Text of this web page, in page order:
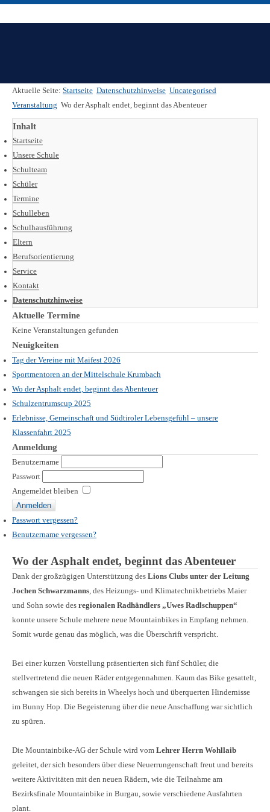
Aktuelle Seite: Startseite Datenschutzhinweise Uncategorised
Veranstaltung Wo der Asphalt endet, beginnt das Abenteuer
Inhalt
Startseite
Unsere Schule
Schulteam
Schüler
Termine
Schulleben
Schulhausführung
Eltern
Berufsorientierung
Service
Kontakt
Datenschutzhinweise
Aktuelle Termine
Keine Veranstaltungen gefunden
Neuigkeiten
Tag der Vereine mit Maifest 2026
Sportmentoren an der Mittelschule Krumbach
Wo der Asphalt endet, beginnt das Abenteuer
Schulzentrumscup 2025
Erlebnisse, Gemeinschaft und Südtiroler Lebensgefühl – unsere
Klassenfahrt 2025
Anmeldung
Benutzername
Passwort
Angemeldet bleiben
Passwort vergessen?
Benutzername vergessen?
Wo der Asphalt endet, beginnt das Abenteuer
Dank der großzügigen Unterstützung des Lions Clubs unter der Leitung
Jochen Schwarzmanns, des Heizungs- und Klimatechnikbetriebs Maier
und Sohn sowie des regionalen Radhändlers „Uwes Radlschuppen“
konnte unsere Schule mehrere neue Mountainbikes in Empfang nehmen.
Somit wurde genau das möglich, was die Überschrift verspricht.
Bei einer kurzen Vorstellung präsentierten sich fünf Schüler, die
stellvertretend die neuen Räder entgegennahmen. Kaum das Bike gesattelt,
schwangen sie sich bereits in Wheelys hoch und überquerten Hindernisse
im Bunny Hop. Die Begeisterung über die neue Anschaffung war sichtlich
zu spüren.
Die Mountainbike-AG der Schule wird vom Lehrer Herrn Wohllaib
geleitet, der sich besonders über diese Neuerrungenschaft freut und bereits
weitere Aktivitäten mit den neuen Rädern, wie die Teilnahme am
Bezirksfinale Mountainbike in Burgau, sowie verschiedene Ausfahrten
plant.